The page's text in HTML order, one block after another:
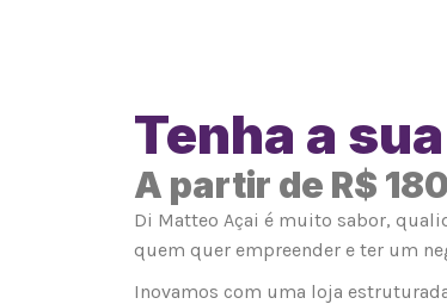
Tenha a
A partir de R$
Di Matteo Açai é muito sabor,
quem quer empreender e ter um
Inovamos com uma loja